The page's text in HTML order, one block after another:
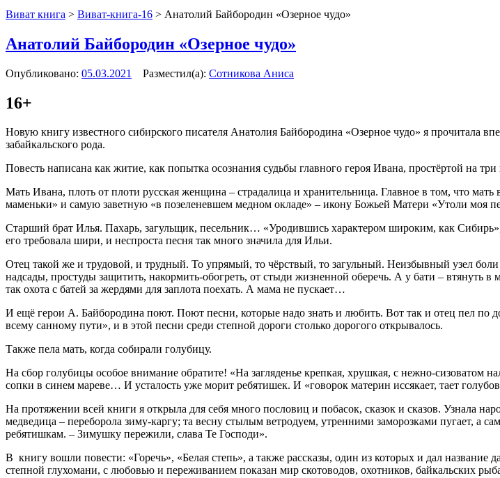
Виват книга > Виват-книга-16 > Анатолий Байбородин «Озерное чудо»
Анатолий Байбородин «Озерное чудо»
Опубликовано: 05.03.2021 Разместил(а): Сотникова Аниса
16+
Новую книгу известного сибирского писателя Анатолия Байбородина «Озерное чудо» я прочитала
забайкальского рода.
Повесть написана как житие, как попытка осознания судьбы главного героя Ивана, простёртой на три
Мать Ивана, плоть от плоти русская женщина – страдалица и хранительница. Главное в том, что
маменьки» и самую заветную «в позеленевшем медном окладе» – икону Божьей Матери «Утоли моя
Старший брат Илья. Пахарь, загульщик, песельник… «Уродившись характером широким, как
его требовала шири, и неспроста песня так много значила для Ильи.
Отец такой же и трудовой, и трудный. То упрямый, то чёрствый, то загульный. Неизбывный узел
надсады, простуды защитить, накормить-обогреть, от стыди жизненной оберечь. А у бати –
так охота с батей за жердями для заплота поехать. А мама не пускает…
И ещё герои А. Байбородина поют. Поют песни, которые надо знать и любить. Вот так и отец пел по
всему санному пути», и в этой песни среди степной дороги столько дорогого открывалось.
Также пела мать, когда собирали голубицу.
На сбор голубицы особое внимание обратите! «На загляденье крепкая, хрушкая, с нежно-сизоватом
сопки в синем мареве… И усталость уже морит ребятишек. И «говорок материн иссякает, тает
На протяжении всей книги я открыла для себя много пословиц и побасок, сказок и сказов. Узнала
медведица – переборола зиму-каргу; та весну стылым ветродуем, утренними заморозками пугает, а
ребятишкам. – Зимушку пережили, слава Те Господи».
В книгу вошли повести: «Горечь», «Белая степь», а также рассказы, один из которых и дал
степной глухомани, с любовью и переживанием показан мир скотоводов, охотников, байкальских